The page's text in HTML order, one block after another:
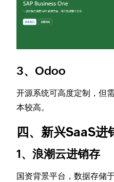
3、Odoo
开源系统可高度定制，但
本较高。
四、新兴SaaS进
1、浪潮云进销存
国资背景平台，数据存储